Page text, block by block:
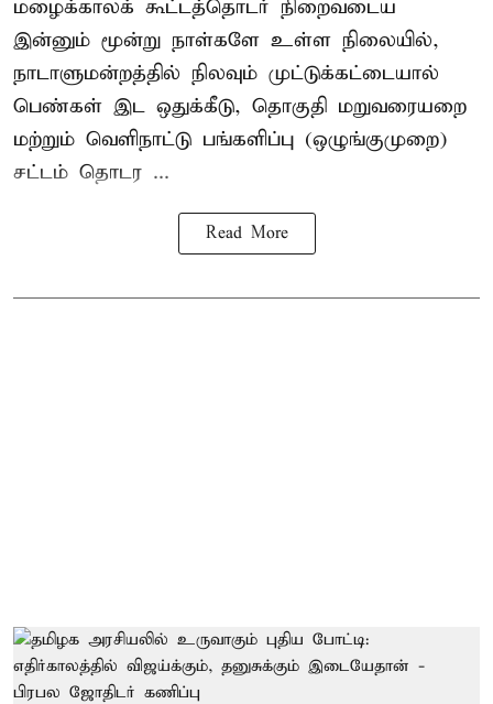
மழைக்காலக் கூட்டத்தொடர் நிறைவடைய
இன்னும் மூன்று நாள்களே உள்ள நிலையில்,
நாடாளுமன்றத்தில் நிலவும் முட்டுக்கட்டையால்
பெண்கள் இட ஒதுக்கீடு, தொகுதி மறுவரையறை
மற்றும் வெளிநாட்டு பங்களிப்பு (ஒழுங்குமுறை)
சட்டம் தொடர ...
Read More